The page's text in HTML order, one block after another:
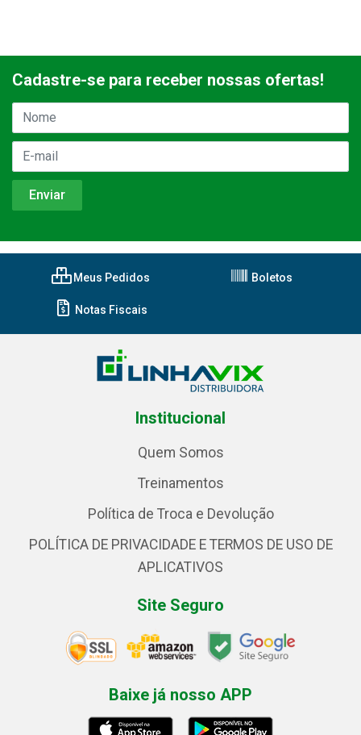
Cadastre-se para receber nossas ofertas!
Meus Pedidos Boletos
Notas Fiscais
Institucional
Quem Somos
Treinamentos
Política de Troca e Devolução
POLÍTICA DE PRIVACIDADE E TERMOS DE USO DE
APLICATIVOS
Site Seguro
Baixe já nosso APP